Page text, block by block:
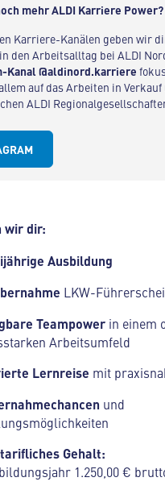
mehr ALDI Karriere Power?
Karriere-Kanälen geben wir
den Arbeitsalltag bei ALDI
Kanal @aldinord.karriere
auf das Arbeiten in
ALDI
wir dir:
Ausbildung
LKW-
Teampower in einem
Arbeitsumfeld
Lernreise mit
und
Gehalt:
1.250,00 €